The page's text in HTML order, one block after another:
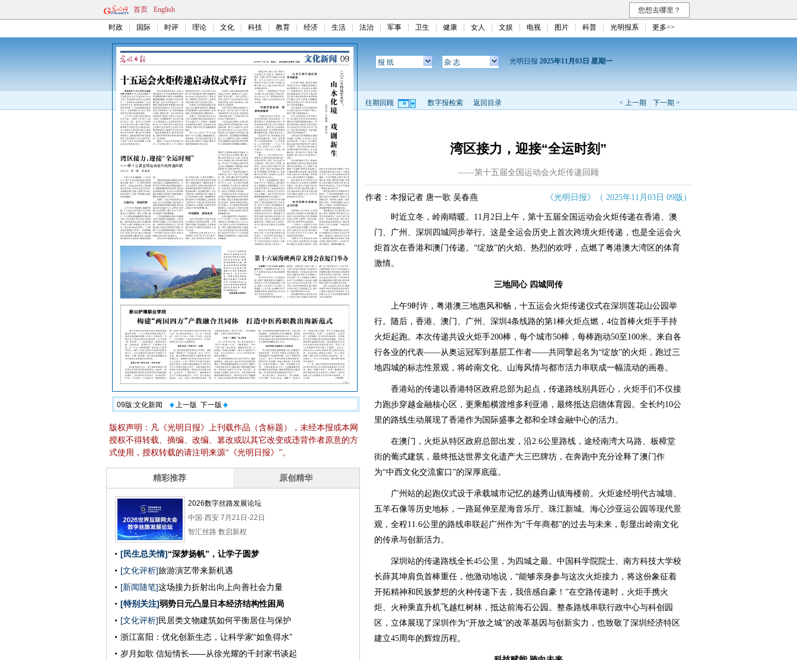
首页 English 您想去哪里？
时政 国际 时评 理论 文化 科技 教育 经济 生活 法治 军事 卫生 健康 女人 文娱 电视 图片 科普 光明报系 更多>>
09版:文化新闻 上一版 下一版
版权声明：凡《光明日报》上刊载作品（含标题），未经本报或本网
授权不得转载、摘编、改编、篡改或以其它改变或违背作者原意的方
式使用，授权转载的请注明来源“《光明日报》”。
报 纸 杂 志 光明日报 2025年11月03日 星期一
< 上一期 下一期 >
往期回顾 数字报检索 返回目录
湾区接力，迎接“全运时刻”
——第十五届全国运动会火炬传递回顾
作者：本报记者 唐一歌 吴春燕 《光明日报》（ 2025年11月03日 09版）
时近立冬，岭南晴暖。11月2日上午，第十五届全国运动会火炬传递在香港、澳
门、广州、深圳四城同步举行。这是全运会历史上首次跨境火炬传递，也是全运会火
炬首次在香港和澳门传递。“绽放”的火焰、热烈的欢呼，点燃了粤港澳大湾区的体育
激情。
三地同心 四城同传
上午9时许，粤港澳三地惠风和畅，十五运会火炬传递仪式在深圳莲花山公园举
行。随后，香港、澳门、广州、深圳4条线路的第1棒火炬点燃，4位首棒火炬手手持
火炬起跑。本次传递共设火炬手200棒，每个城市50棒，每棒跑动50至100米。来自各
行各业的代表——从奥运冠军到基层工作者——共同擎起名为“绽放”的火炬，跑过三
地四城的标志性景观，将岭南文化、山海风情与都市活力串联成一幅流动的画卷。
香港站的传递以香港特区政府总部为起点，传递路线别具匠心，火炬手们不仅接
力跑步穿越金融核心区，更乘船横渡维多利亚港，最终抵达启德体育园。全长约10公
里的路线生动展现了香港作为国际盛事之都和全球金融中心的活力。
在澳门，火炬从特区政府总部出发，沿2.6公里路线，途经南湾大马路、板樟堂
街的葡式建筑，最终抵达世界文化遗产大三巴牌坊，在奔跑中充分诠释了澳门作
为“中西文化交流窗口”的深厚底蕴。
广州站的起跑仪式设于承载城市记忆的越秀山镇海楼前。火炬途经明代古城墙、
五羊石像等历史地标，一路延伸至星海音乐厅、珠江新城、海心沙亚运公园等现代景
观，全程11.6公里的路线串联起广州作为“千年商都”的过去与未来，彰显出岭南文化
的传承与创新活力。
深圳站的传递路线全长45公里，为四城之最。中国科学院院士、南方科技大学校
长薛其坤肩负首棒重任，他激动地说，“能够亲身参与这次火炬接力，将这份象征着
开拓精神和民族梦想的火种传递下去，我倍感自豪！”在空路传递时，火炬手携火
炬、火种乘直升机飞越红树林，抵达前海石公园。整条路线串联行政中心与科创园
区，立体展现了深圳作为“开放之城”的改革基因与创新实力，也致敬了深圳经济特区
建立45周年的辉煌历程。